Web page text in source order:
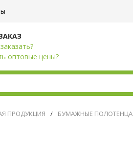
оптовые цены?
ПРОДУКЦИЯ / БУМАЖНЫЕ ПОЛОТЕНЦА